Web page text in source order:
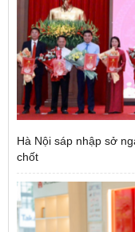
Hà Nội sáp nhập sở
chốt